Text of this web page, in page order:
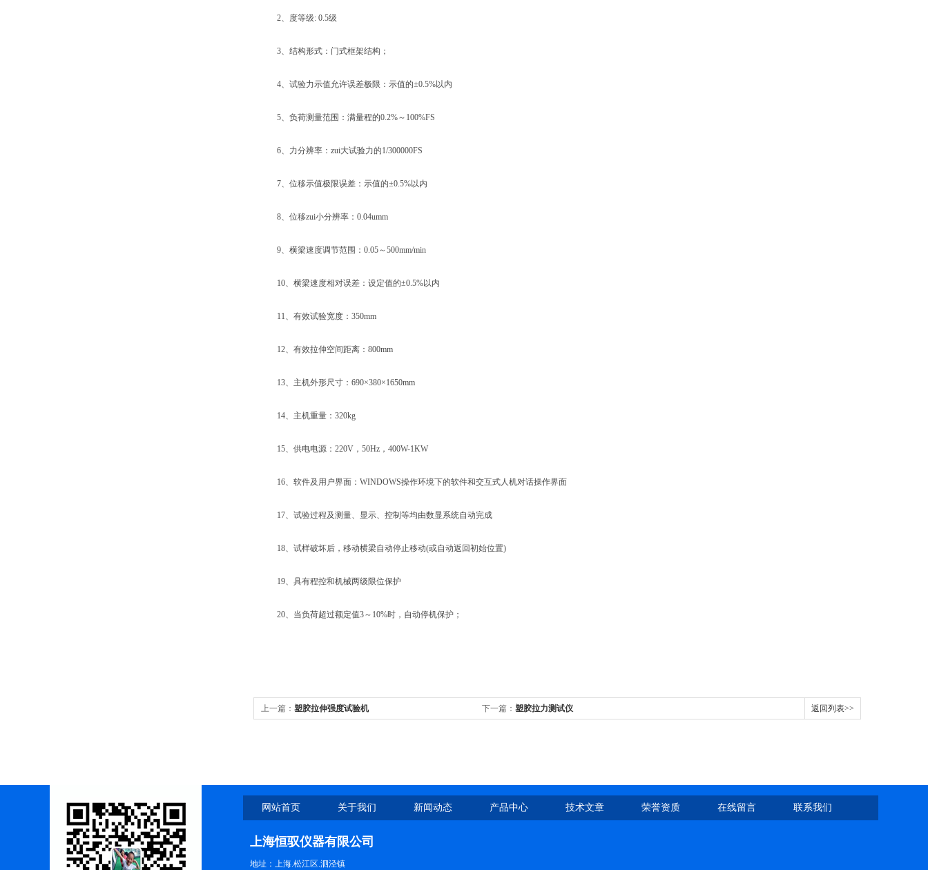
2、度等级: 0.5级
3、结构形式：门式框架结构；
4、试验力示值允许误差极限：示值的±0.5%以内
5、负荷测量范围：满量程的0.2%～100%FS
6、力分辨率：zui大试验力的1/300000FS
7、位移示值极限误差：示值的±0.5%以内
8、位移zui小分辨率：0.04umm
9、横梁速度调节范围：0.05～500mm/min
10、横梁速度相对误差：设定值的±0.5%以内
11、有效试验宽度：350mm
12、有效拉伸空间距离：800mm
13、主机外形尺寸：690×380×1650mm
14、主机重量：320kg
15、供电电源：220V，50Hz，400W-1KW
16、软件及用户界面：WINDOWS操作环境下的软件和交互式人机对话操作界面
17、试验过程及测量、显示、控制等均由数显系统自动完成
18、试样破坏后，移动横梁自动停止移动(或自动返回初始位置)
19、具有程控和机械两级限位保护
20、当负荷超过额定值3～10%时，自动停机保护；
上一篇： 塑胶拉伸强度试验机 下一篇： 塑胶拉力测试仪 返回列表>>
网站首页 关于我们 新闻动态 产品中心 技术文章 荣誉资质 在线留言 联系我们
上海恒驭仪器有限公司
地址：上海.松江区.泗泾镇